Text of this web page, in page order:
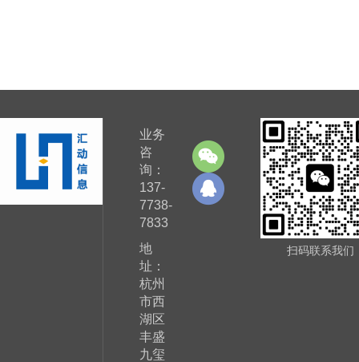
业务
咨
询：
137-
7738-
7833
地
址：
杭州
市西
湖区
丰盛
九玺
扫码联系我们